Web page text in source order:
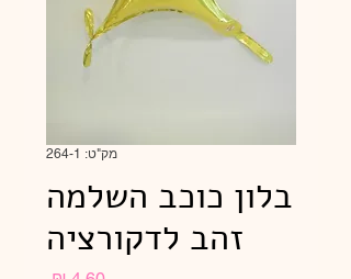
מק"ט: 264-1
בלון כוכב השלמה
זהב לדקורציה